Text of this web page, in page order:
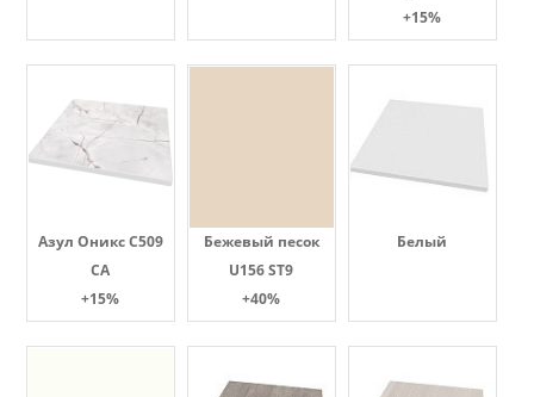
+15%
Азул Оникс С509
СА
+15%
Бежевый песок
U156 ST9
+40%
Белый